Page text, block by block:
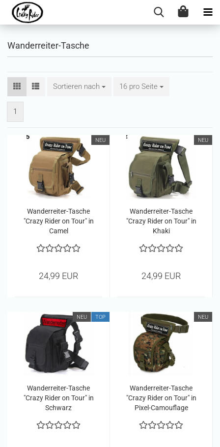
Wanderreiter-Tasche
Sortieren nach
Sortieren nach 16 pro Seite
pro Seite
1
NEU
Wanderreiter-Tasche
"Crazy Rider on Tour" in
Camel
24,99 EUR
NEU
Wanderreiter-Tasche
"Crazy Rider on Tour" in
Khaki
24,99 EUR
NEU TOP
Wanderreiter-Tasche
"Crazy Rider on Tour" in
Schwarz
NEU
Wanderreiter-Tasche
"Crazy Rider on Tour" in
Pixel-Camouflage